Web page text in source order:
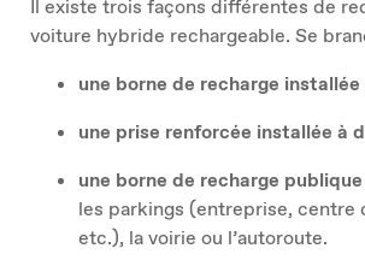
Il existe trois façons différentes de
voiture hybride rechargeable. Se
une borne de recharge
une prise renforcée installée à
une borne de recharge publique
les parkings (entreprise, centre
etc.), la voirie ou l’autoroute.